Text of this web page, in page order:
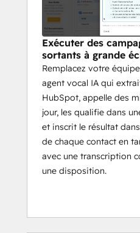
Exécuter des
sortants à grande
Remplacez votre
agent vocal IA qui
HubSpot, appelle des
jour, les qualifie dans
et inscrit le résultat
de chaque contact en
avec une transcription
une disposition.